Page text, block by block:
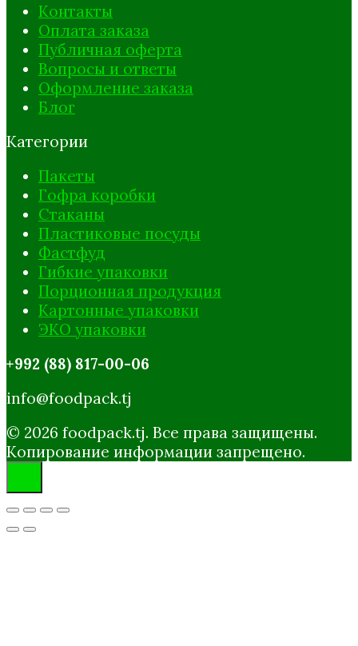
Контакты
Оплата заказа
Публичная оферта
Вопросы и ответы
Оформление заказа
Блог
Категории
Пакеты
Гофра коробки
Стаканы
Пластиковые посуды
Фастфуд
Гибкие упаковки
Порционная продукция
Картонные упаковки
ЭКО упаковки
+992 (88) 817-00-06
info@foodpack.tj
© 2026 foodpack.tj. Все права защищены.
Копирование информации запрещено.